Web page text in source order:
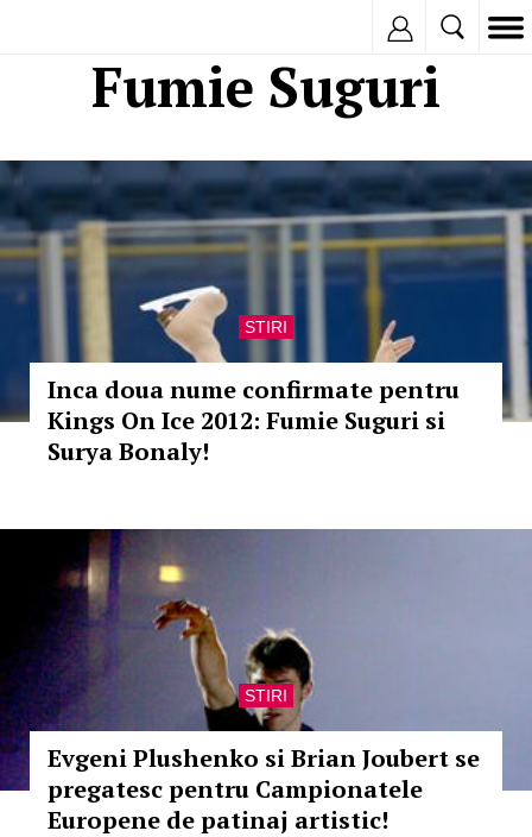
Fumie Suguri
STIRI
Inca doua nume confirmate pentru
Kings On Ice 2012: Fumie Suguri si
Surya Bonaly!
STIRI
Evgeni Plushenko si Brian Joubert se
pregatesc pentru Campionatele
Europene de patinaj artistic!